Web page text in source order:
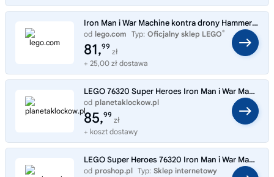
Iron Man i War Machine kontra drony Hammera 76320
od lego.com Typ: Oficjalny sklep LEGO®
81,99
zł
+ 25,00 zł dostawa
LEGO 76320 Super Heroes Iron Man i War Machine kontra drony Hammera
od planetaklockow.pl
Typ:
Sklep internetowy
85,99
zł
+ koszt dostawy
LEGO Super Heroes 76320 Iron Man i War Machine kontra drony Hammera
od proshop.pl Typ: Sklep internetowy